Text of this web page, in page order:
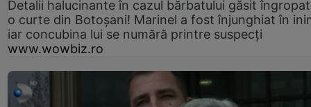
Detalii halucinante în cazul bărbatului găsit
o curte din Botoșani! Marinel a fost înjunghiat în
iar concubina lui se numără printre suspecți
www.wowbiz.ro